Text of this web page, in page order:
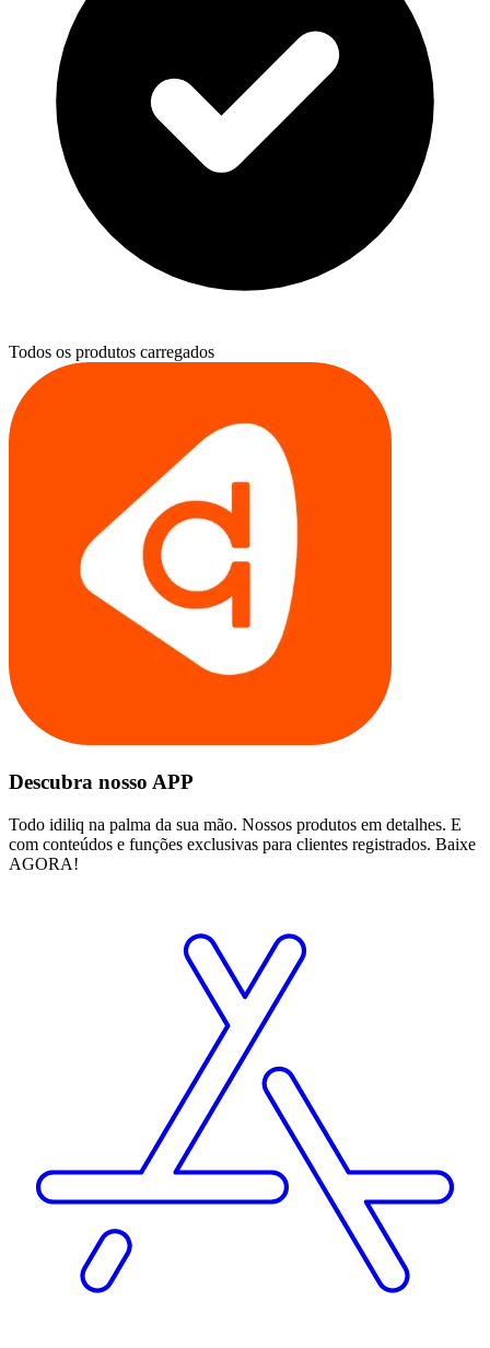
Todos os produtos carregados
Descubra nosso APP
Todo idiliq na palma da sua mão. Nossos produtos em detalhes. E
com conteúdos e funções exclusivas para clientes registrados. Baixe
AGORA!